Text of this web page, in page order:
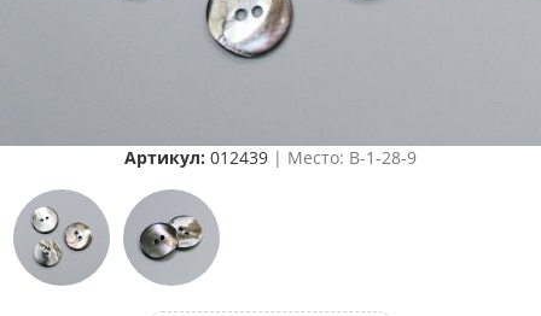
Артикул: 012439 | Место: B-1-28-9